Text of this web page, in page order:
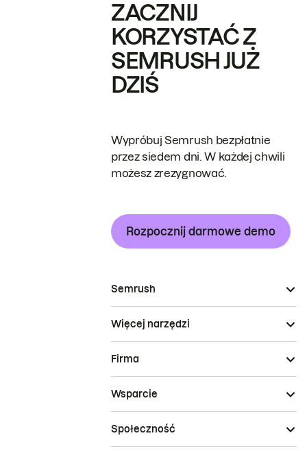
ZACZNIJ
KORZYSTAĆ Z
SEMRUSH JUŻ
DZIŚ
Wypróbuj Semrush bezpłatnie
przez siedem dni. W każdej chwili
możesz zrezygnować.
Rozpocznij darmowe demo
Semrush
Więcej narzędzi
Firma
Wsparcie
Społeczność